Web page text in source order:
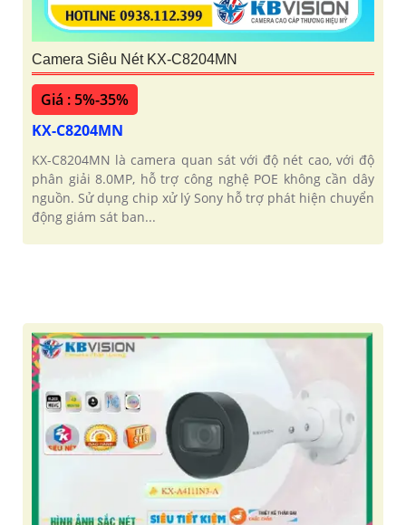
Camera Siêu Nét KX-C8204MN
Giá : 5%-35%
KX-C8204MN
KX-C8204MN là camera quan sát với độ nét cao, với độ
phân giải 8.0MP, hỗ trợ công nghệ POE không cần dây
nguồn. Sử dụng chip xử lý Sony hỗ trợ phát hiện chuyển
động giám sát ban...